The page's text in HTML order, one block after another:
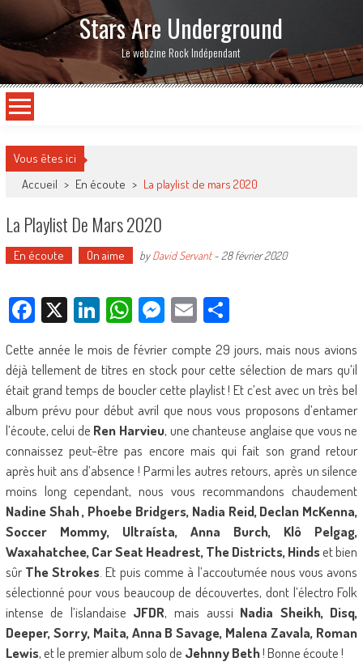
Stars Are Underground
Le webzine Rock Indépendant
Vous êtes ici
Accueil > En écoute > La playlist de mars 2020
La Playlist De Mars 2020
En écoute On aime byDavid Servant- 28 février 2020
Facebook
X LinkedIn
WhatsApp
Messenger
EmailPartager
Cette année le mois de février compte 29 jours, mais nous avions
déjà tellement de titres en stock pour cette sélection de mars qu’il
était grand temps de boucler cette playlist ! Et c’est avec un très bel
album prévu pour début avril que nous vous proposons d’entamer
l’écoute, celui de Ren Harvieu, une chanteuse anglaise que vous ne
connaissez peut-être pas encore mais qui fait son grand retour
après huit ans d’absence ! Parmi les autres retours, après un silence
moins long cependant, nous vous recommandons chaudement
Nadine Shah , Phoebe Bridgers, Nadia Reid, Declan McKenna,
Soccer Mommy, Ultraísta, Anna Burch, Klô Pelgag,
Waxahatchee, Car Seat Headrest, The Districts, Hindset bien
sûrThe Strokes . Et puis comme à l’accoutumée nous vous avons
sélectionné pour vous beaucoup de découvertes, dont l’électro Folk
intense de l’islandaise JFDR, mais aussi Nadia Sheikh, Disq,
Deeper, Sorry, Maita, Anna B Savage, Malena Zavala, Roman
Lewis, et le premier album solo de Jehnny Beth! Bonne écoute !